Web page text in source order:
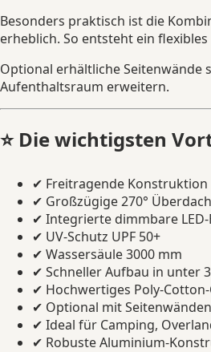
Besonders praktisch ist die
erheblich. So entsteht ein
Optional erhältliche Seitenwände
Aufenthaltsraum erweitern.
⭐ Die wichtigsten
✔ Freitragende Konstruktion
✔ Großzügige 270°
✔ Integrierte dimmbare
✔ UV-Schutz UPF 50+
✔ Wassersäule 3000 mm
✔ Schneller Aufbau in unter
✔ Hochwertiges Poly-
✔ Optional mit
✔ Ideal für Camping,
✔ Robuste Aluminium-